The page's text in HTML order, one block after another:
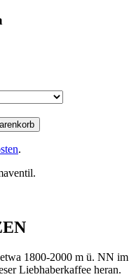
.
1800-2000 m ü. NN im
Liebhaberkaffee heran.